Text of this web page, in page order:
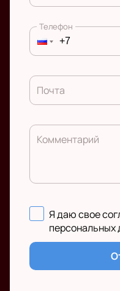
Телефон
Почта
Комментарий
Я даю свое
персональных